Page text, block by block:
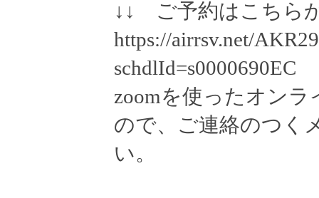
↓↓ ご予約はこちら
https://airrsv.net/
schdlId=s0000690EC
zoomを使ったオン
ので、ご連絡のつく
い。